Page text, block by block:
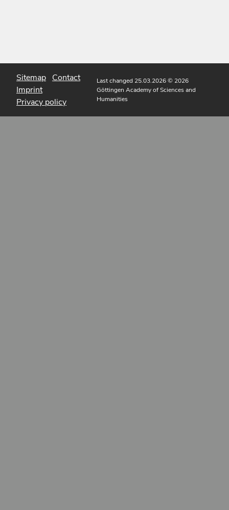
Sitemap Contact
Imprint
Privacy policy
Last changed 25.03.2026© 2026
Göttingen Academy of Sciences and
Humanities